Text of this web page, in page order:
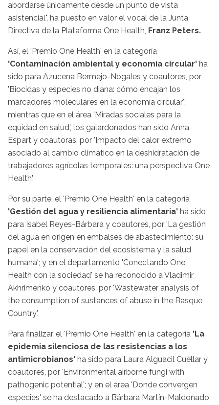
abordarse únicamente desde un punto de vista
asistencial", ha puesto en valor el vocal de la Junta
Directiva de la Plataforma One Health, Franz Peters.
Así, el 'Premio One Health' en la categoría
'Contaminación ambiental y economía circular' ha
sido para Azucena Bermejo-Nogales y coautores, por
'Biocidas y especies no diana: cómo encajan los
marcadores moleculares en la economía circular';
mientras que en el área 'Miradas sociales para la
equidad en salud', los galardonados han sido Anna
Espart y coautoras, por 'Impacto del calor extremo
asociado al cambio climático en la deshidratación de
trabajadores agrícolas temporales: una perspectiva One
Health'.
Por su parte, el 'Premio One Health' en la categoría
'Gestión del agua y resiliencia alimentaria' ha sido
para Isabel Reyes-Bárbara y coautores, por 'La gestión
del agua en origen en embalses de abastecimiento: su
papel en la conservación del ecosistema y la salud
humana'; y en el departamento 'Conectando One
Health con la sociedad' se ha reconocido a Vladimir
Akhrimenko y coautores, por 'Wastewater analysis of
the consumption of sustances of abuse in the Basque
Country'.
Para finalizar, el 'Premio One Health' en la categoría 'La
epidemia silenciosa de las resistencias a los
antimicrobianos' ha sido para Laura Alguacil Cuéllar y
coautores, por 'Environmental airborne fungi with
pathogenic potential'; y en el área 'Donde convergen
especies' se ha destacado a Bárbara Martín-Maldonado,